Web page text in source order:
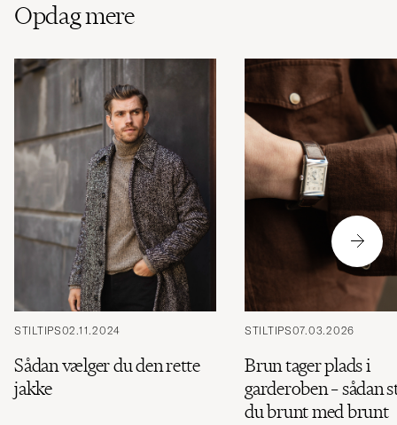
Opdag mere
STILTIPS02.11.2024
Sådan vælger du den rette
jakke
STILTIPS07.03.2026
Brun tager plads i
garderoben – sådan
du brunt med brunt